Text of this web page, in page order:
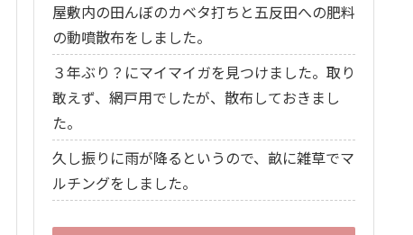
屋敷内の田んぼのカベタ打ちと五反田への肥料
の動噴散布をしました。
３年ぶり？にマイマイガを見つけました。取り
敢えず、網戸用でしたが、散布しておきまし
た。
久し振りに雨が降るというので、畝に雑草でマ
ルチングをしました。